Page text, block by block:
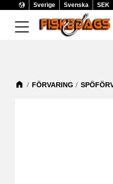
Sverige Svenska SEK
FÖRVARING